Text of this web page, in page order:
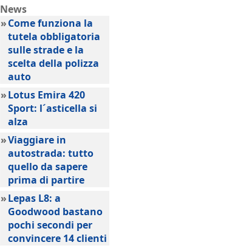
News
»Come funziona la
tutela obbligatoria
sulle strade e la
scelta della polizza
auto
»Lotus Emira 420
Sport: l´asticella si
alza
»Viaggiare in
autostrada: tutto
quello da sapere
prima di partire
»Lepas L8: a
Goodwood bastano
pochi secondi per
convincere 14 clienti